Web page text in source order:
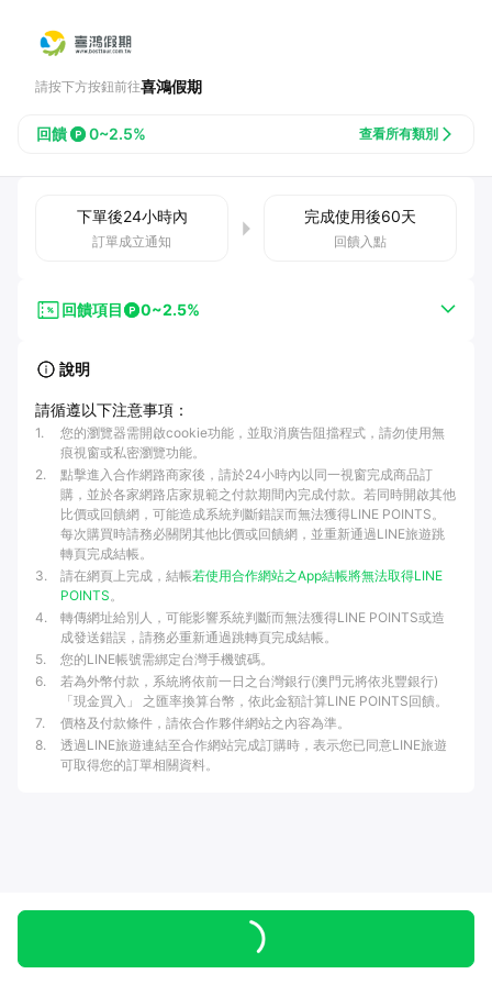
請按下方按鈕前往喜鴻假期
回饋 0~2.5% 查看所有類別
下單後24小時內
訂單成立通知
完成使用後60天
回饋入點
回饋項目 0~2.5%
說明
請循遵以下注意事項：
1.
您的瀏覽器需開啟cookie功能，並取消廣告阻擋程式，請勿使用無
痕視窗或私密瀏覽功能。
2.
點擊進入合作網路商家後，請於24小時內以同一視窗完成商品訂
購，並於各家網路店家規範之付款期間內完成付款。若同時開啟其他
比價或回饋網，可能造成系統判斷錯誤而無法獲得LINE POINTS。
每次購買時請務必關閉其他比價或回饋網，並重新通過LINE旅遊跳
轉頁完成結帳。
3. 請在網頁上完成，結帳若使用合作網站之App結帳將無法取得LINE
POINTS。
4.
轉傳網址給別人，可能影響系統判斷而無法獲得LINE POINTS或造
成發送錯誤，請務必重新通過跳轉頁完成結帳。
5.
您的LINE帳號需綁定台灣手機號碼。
6.
若為外幣付款，系統將依前一日之台灣銀行(澳門元將依兆豐銀行)
「現金買入」 之匯率換算台幣，依此金額計算LINE POINTS回饋。
7.
價格及付款條件，請依合作夥伴網站之內容為準。
8.
透過LINE旅遊連結至合作網站完成訂購時，表示您已同意LINE旅遊
可取得您的訂單相關資料。